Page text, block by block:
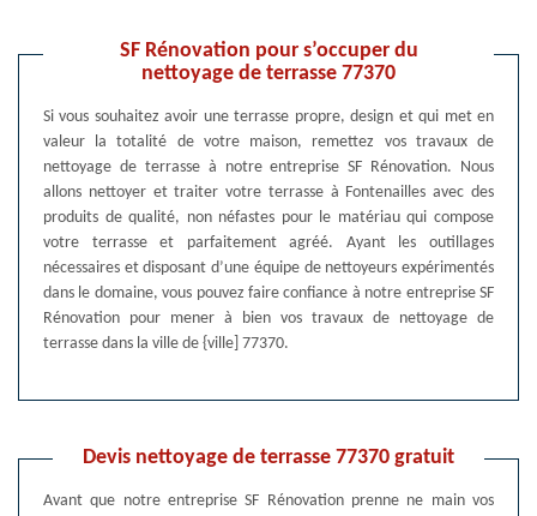
SF Rénovation pour s’occuper du
nettoyage de terrasse 77370
Si vous souhaitez avoir une terrasse propre, design et qui met en
valeur la totalité de votre maison, remettez vos travaux de
nettoyage de terrasse à notre entreprise SF Rénovation. Nous
allons nettoyer et traiter votre terrasse à Fontenailles avec des
produits de qualité, non néfastes pour le matériau qui compose
votre terrasse et parfaitement agréé. Ayant les outillages
nécessaires et disposant d’une équipe de nettoyeurs expérimentés
dans le domaine, vous pouvez faire confiance à notre entreprise SF
Rénovation pour mener à bien vos travaux de nettoyage de
terrasse dans la ville de {ville] 77370.
Devis nettoyage de terrasse 77370 gratuit
Avant que notre entreprise SF Rénovation prenne ne main vos